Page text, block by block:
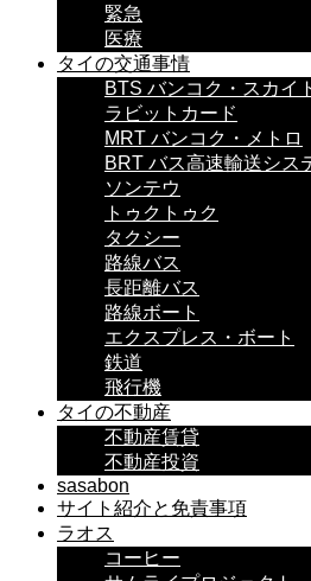
緊急
医療
タイの交通事情
BTS バンコク・スカイ
ラビットカード
MRT バンコク・メトロ
BRT バス高速輸送シス
ソンテウ
トゥクトゥク
タクシー
路線バス
長距離バス
路線ボート
エクスプレス・ボート
鉄道
飛行機
タイの不動産
不動産賃貸
不動産投資
sasabon
サイト紹介と免責事項
ラオス
コーヒー